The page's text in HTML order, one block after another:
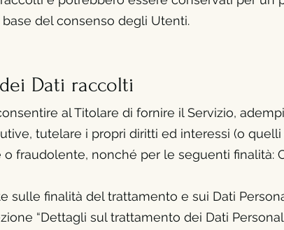
del consenso degli Utenti.
Dati raccolti
al Titolare di fornire il Servizio,
tutelare i propri diritti ed interessi (o
fraudolente, nonché per le seguenti finalità:
sulle finalità del trattamento e sui Dati
“Dettagli sul trattamento dei Dati